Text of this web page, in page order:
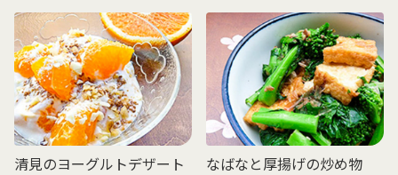
清見のヨーグルトデザート なばなと厚揚げの炒め物